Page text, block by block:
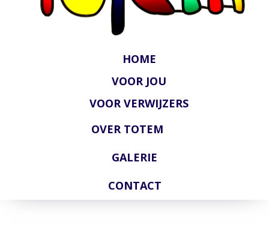
HOME
VOOR JOU
VOOR VERWIJZERS
OVER TOTEM
GALERIE
CONTACT